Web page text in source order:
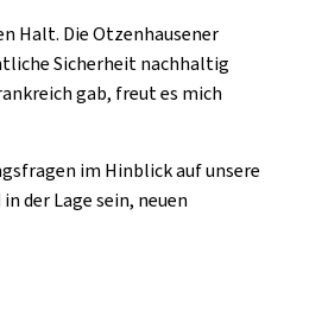
Halt. Die Otzenhausener
Sicherheit nachhaltig
gab, freut es mich
im Hinblick auf unsere
der Lage sein, neuen